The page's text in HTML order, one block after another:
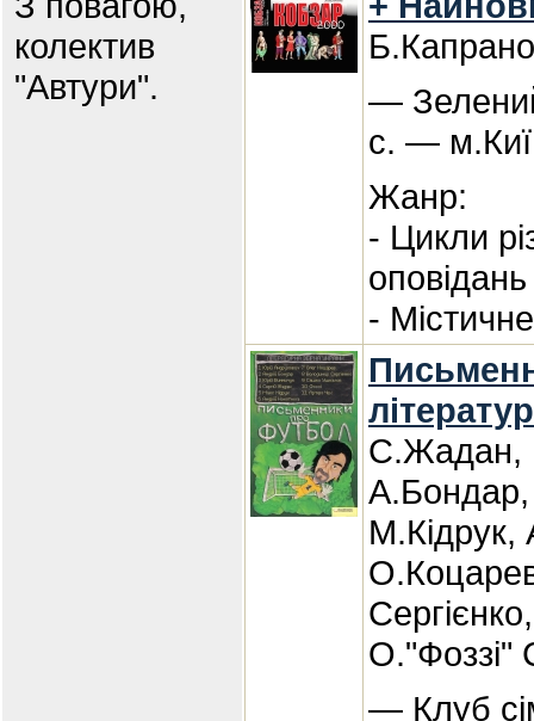
колектив
"Автури".
—
с. —
Жанр:
- Цикли
оповідань
- Містичне
С.Жадан,
М.Кідрук,
О."Фоззі"
— Клуб